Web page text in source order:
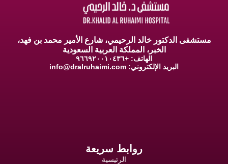
مستشفى الدكتور خالد الرحيمي، شارع الأمير محمد بن فهد،
الخبر، المملكة العربية السعودية
الهاتف: +٩٦٦٩٢٠٠١٠٤٣٦
البريد الإلكتروني: info@dralruhaimi.com
روابط سريعة
الرئيسية